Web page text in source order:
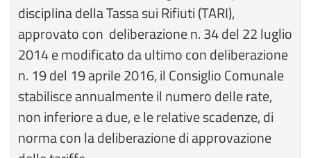
disciplina della Tassa sui Rifiuti (TARI),
approvato con deliberazione n. 34 del 22 luglio
2014 e modificato da ultimo con deliberazione
n. 19 del 19 aprile 2016, il Consiglio Comunale
stabilisce annualmente il numero delle rate,
non inferiore a due, e le relative scadenze, di
norma con la deliberazione di approvazione